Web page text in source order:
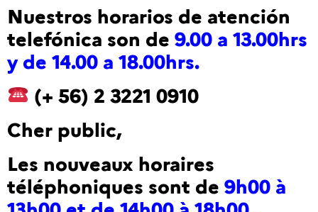
Nuestros horarios de atención
telefónica son de 9.00 a 13.00hrs
y de 14.00 a 18.00hrs.
(+ 56) 2 3221 0910
Cher public,
Les nouveaux horaires
téléphoniques sont de 9h00 à